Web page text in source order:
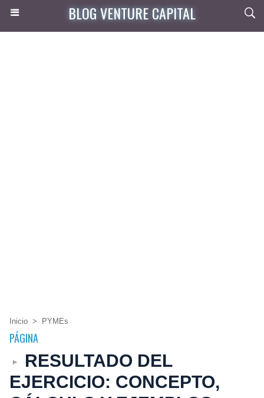
BLOG VENTURE CAPITAL
Inicio > PYMEs
PÁGINA
RESULTADO DEL
EJERCICIO: CONCEPTO,